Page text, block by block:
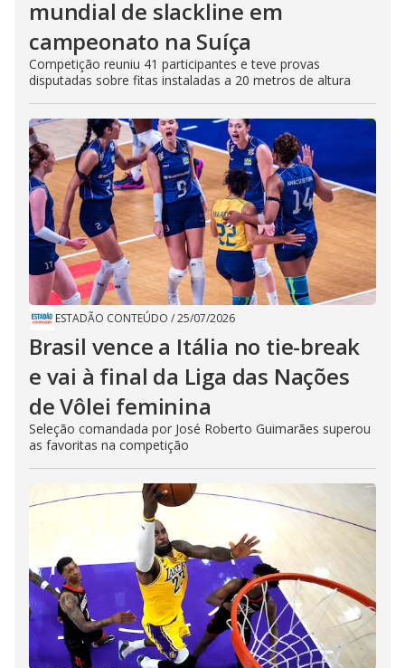
mundial de slackline em
campeonato na Suíça
Competição reuniu 41 participantes e teve provas
disputadas sobre fitas instaladas a 20 metros de altura
ESTADÃO CONTEÚDO /25/07/2026
Brasil vence a Itália no tie-break
e vai à final da Liga das Nações
de Vôlei feminina
Seleção comandada por José Roberto Guimarães superou
as favoritas na competição